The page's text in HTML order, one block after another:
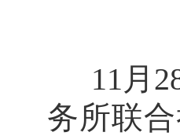
11月
务所联